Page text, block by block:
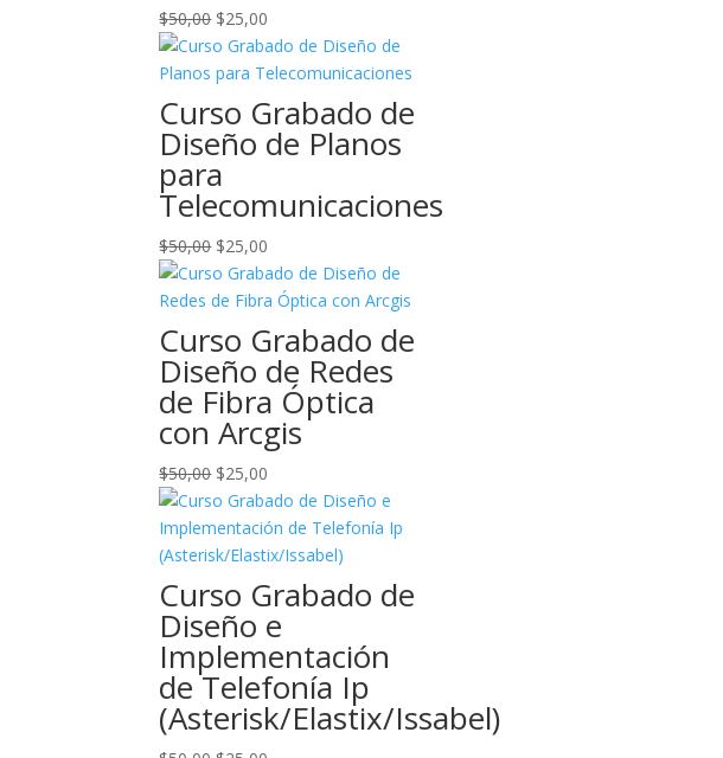
$50,00 El
precio
original
$50,00.
$25,00
precio
actual
es:
$25,00.
Curso Grabado de
Diseño de Planos
para
Telecomunicaciones
$50,00 El
precio
original
$50,00.
$25,00
precio
actual
es:
$25,00.
Curso Grabado de
Diseño de Redes
de Fibra Óptica
con Arcgis
$50,00 El
precio
original
era:
$50,00.
$25,00
precio
actual
es:
$25,00.
Curso Grabado de
Diseño e
Implementación
de Telefonía Ip
(Asterisk/Elastix/Issabel)